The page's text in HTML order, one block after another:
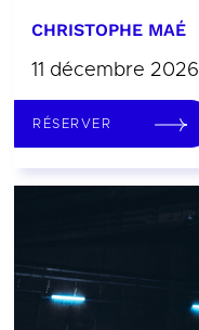
CHRISTOPHE MAÉ
11 décembre
RÉSERVER